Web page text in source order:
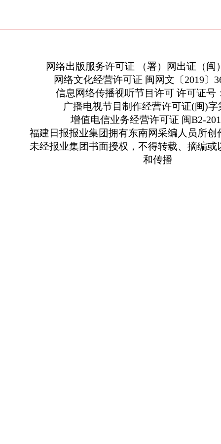
网络出版服务许可证 （署）网出证（闽
网络文化经营许可证 闽网文〔2019〕
信息网络传播视听节目许可 许可证号
广播电视节目制作经营许可证(闽)字
增值电信业务经营许可证 闽B2-
福建日报报业集团拥有东南网采编人员所创
未经报业集团书面授权，不得转载、摘编或
和传播